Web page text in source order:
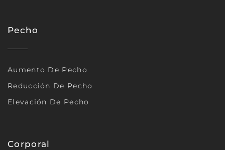
Pecho
Aumento De Pecho
Reducción De Pecho
Elevación De Pecho
Corporal